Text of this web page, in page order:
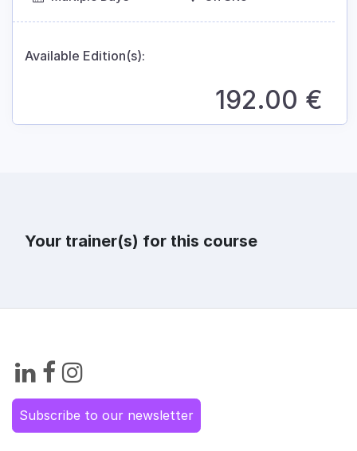
Available Edition(s):
192.00 €
Your trainer(s) for this course
Subscribe to our newsletter